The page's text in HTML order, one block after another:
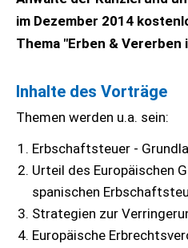
im Dezember 2014
Thema "Erben & Vererben
Inhalte des Vorträge
Themen werden u.a. sein:
Erbschaftsteuer -
Urteil des Europäischen
spanischen
Strategien zur
Europäische